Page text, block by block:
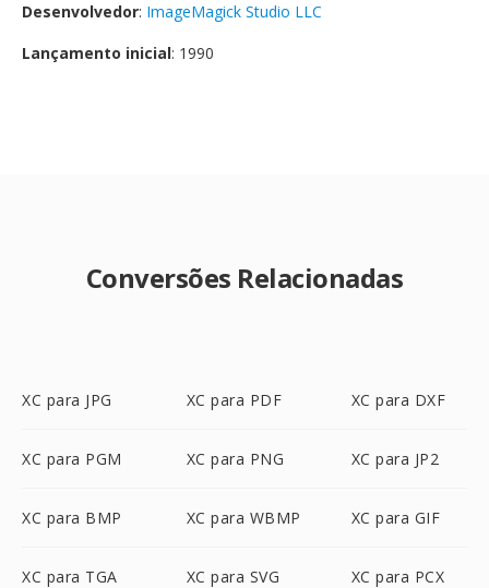
Desenvolvedor: ImageMagick Studio LLC
Lançamento inicial: 1990
Conversões Relacionadas
XC para JPG XC para PDF XC para DXF
XC para PGM XC para PNG XC para JP2
XC para BMP XC para WBMP XC para GIF
XC para TGA XC para SVG XC para PCX